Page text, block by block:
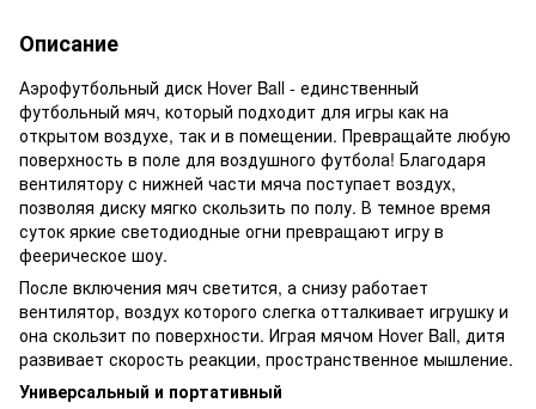
Описание
Аэрофутбольный диск Hover Ball - единственный
футбольный мяч, который подходит для игры как на
открытом воздухе, так и в помещении. Превращайте любую
поверхность в поле для воздушного футбола! Благодаря
вентилятору с нижней части мяча поступает воздух,
позволяя диску мягко скользить по полу. В темное время
суток яркие светодиодные огни превращают игру в
феерическое шоу.
После включения мяч светится, а снизу работает
вентилятор, воздух которого слегка отталкивает игрушку и
она скользит по поверхности. Играя мячом Hover Ball, дитя
развивает скорость реакции, пространственное мышление.
Универсальный и портативный